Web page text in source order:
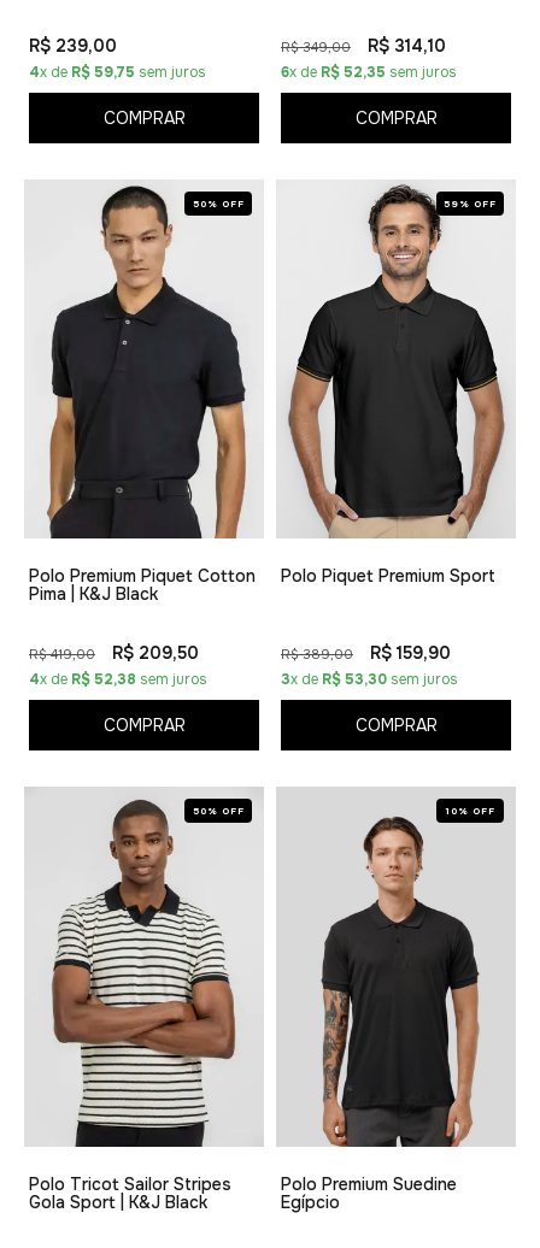
R$ 239,00
4x de R$ 59,75 sem juros
COMPRAR
R$ 349,00 R$ 314,10
6x de R$ 52,35 sem juros
COMPRAR
50% OFF
Polo Premium Piquet Cotton
Pima | K&J Black
R$ 419,00 R$ 209,50
4x de R$ 52,38 sem juros
COMPRAR
59% OFF
Polo Piquet Premium Sport
R$ 389,00 R$ 159,90
3x de R$ 53,30 sem juros
COMPRAR
50% OFF
Polo Tricot Sailor Stripes
Gola Sport | K&J Black
10% OFF
Polo Premium Suedine
Egípcio